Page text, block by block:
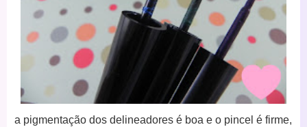
a pigmentação dos delineadores é boa e o pincel é firme,